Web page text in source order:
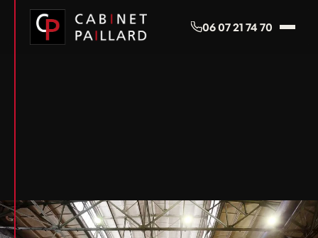
06 07 21 74 70
Panneau de gestion des cookies